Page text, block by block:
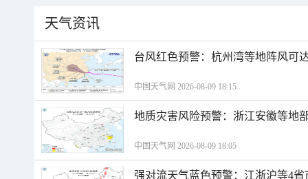
天气资讯
台风红色预警：杭州湾等地阵风可
中国天气网 2026-08-09 18:15
地质灾害风险预警：浙江安徽等地
中国天气网 2026-08-09 18:05
强对流天气蓝色预警：江浙沪等4